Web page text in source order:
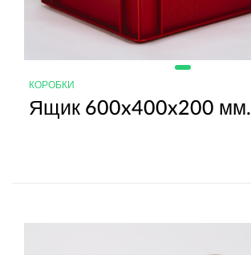
КОРОБКИ
Ящик 600x400x200 мм.